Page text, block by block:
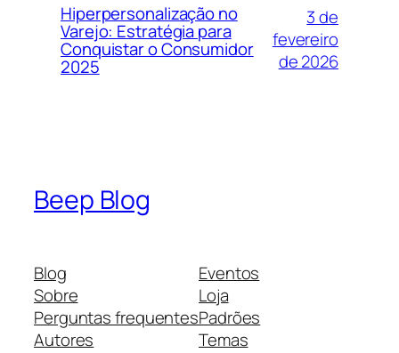
Hiperpersonalização no
Varejo: Estratégia para
Conquistar o Consumidor
2025
3 de
fevereiro
de 2026
Beep Blog
Blog
Sobre
Perguntas frequentes
Autores
Eventos
Loja
Padrões
Temas